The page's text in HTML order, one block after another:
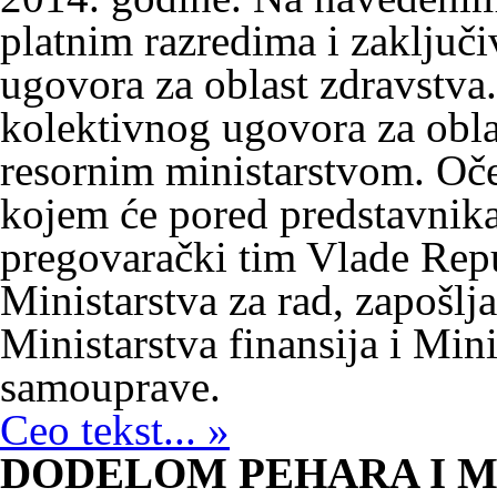
platnim razredima i
ugovora za oblast
kolektivnog ugovora za
resornim ministarstvom.
kojem će pored
pregovarački tim Vlade
Ministarstva za rad,
Ministarstva finansija i
samouprave.
Ceo tekst... »
DODELOM PEHARA I